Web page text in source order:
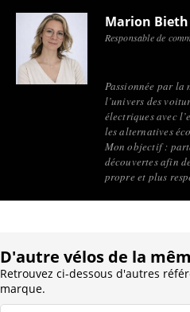
Marion Bieth
Responsable de
Passionnée par
l’univers des
électriques avec
les alternatives
Mon objectif :
découvertes afin
propre et plus
D'autre vélos de la
Retrouvez ci-dessous d'autres
marque.